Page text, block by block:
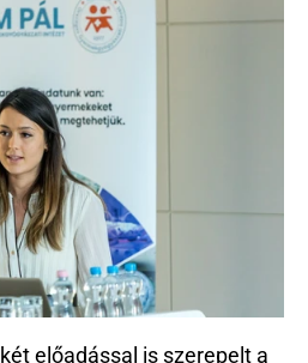
két előadással is szerepelt a